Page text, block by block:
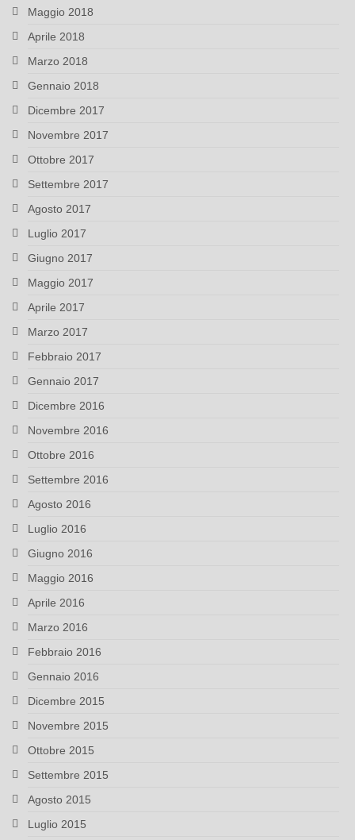
Maggio 2018
Aprile 2018
Marzo 2018
Gennaio 2018
Dicembre 2017
Novembre 2017
Ottobre 2017
Settembre 2017
Agosto 2017
Luglio 2017
Giugno 2017
Maggio 2017
Aprile 2017
Marzo 2017
Febbraio 2017
Gennaio 2017
Dicembre 2016
Novembre 2016
Ottobre 2016
Settembre 2016
Agosto 2016
Luglio 2016
Giugno 2016
Maggio 2016
Aprile 2016
Marzo 2016
Febbraio 2016
Gennaio 2016
Dicembre 2015
Novembre 2015
Ottobre 2015
Settembre 2015
Agosto 2015
Luglio 2015